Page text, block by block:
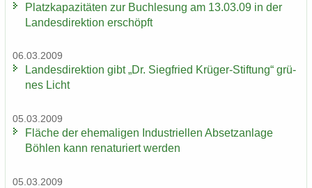
Platz­ka­pa­zi­tä­ten zur Buch­le­sung am 13.03.09 in der
Lan­des­di­rek­ti­on er­schöpft
06.03.2009
Lan­des­di­rek­ti­on gibt „Dr. Sieg­fried Krüger-​Stiftung“ grü­
nes Licht
05.03.2009
Flä­che der ehe­ma­li­gen In­dus­tri­el­len Ab­setz­an­la­ge
Böh­len kann re­na­tu­riert wer­den
05.03.2009